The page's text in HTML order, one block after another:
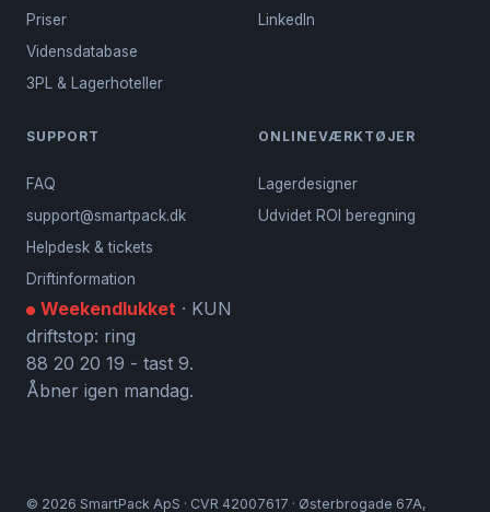
Priser
Vidensdatabase
3PL & Lagerhoteller
LinkedIn
SUPPORT
FAQ
support@smartpack.dk
Helpdesk & tickets
Driftinformation
Weekendlukket · KUN
driftstop: ring
88 20 20 19 - tast 9.
Åbner igen mandag.
ONLINEVÆRKTØJER
Lagerdesigner
Udvidet ROI beregning
© 2026 SmartPack ApS · CVR 42007617 · Østerbrogade 67A,